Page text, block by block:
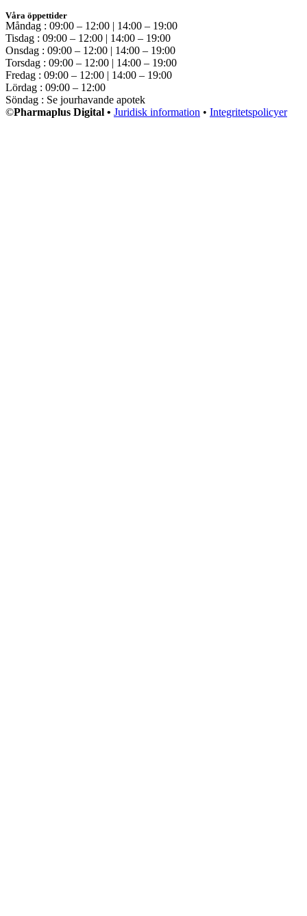
Våra öppettider
Måndag : 09:00 – 12:00 | 14:00 – 19:00
Tisdag : 09:00 – 12:00 | 14:00 – 19:00
Onsdag : 09:00 – 12:00 | 14:00 – 19:00
Torsdag : 09:00 – 12:00 | 14:00 – 19:00
Fredag : 09:00 – 12:00 | 14:00 – 19:00
Lördag : 09:00 – 12:00
Söndag : Se jourhavande apotek
©Pharmaplus Digital • Juridisk information • Integritetspolicyer